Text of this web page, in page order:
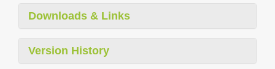
Downloads & Links
Version History